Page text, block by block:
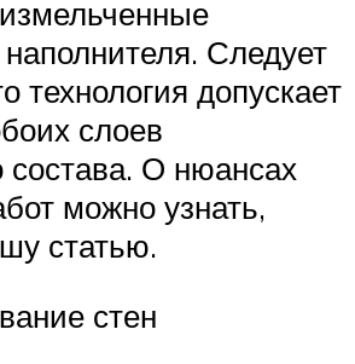
Следует
технология допускает
слоев
состава. О нюансах
можно узнать,
статью.
стен